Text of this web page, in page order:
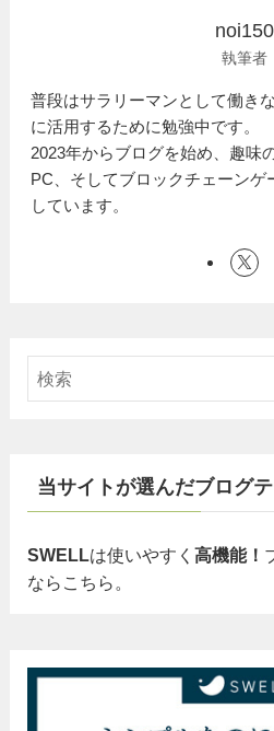
noi150
執筆者
普段はサラリーマンとして働き
に活用するために勉強中です。
2023年からブログを始め、趣味
PC、そしてブロックチェーンゲ
しています。
当サイトが選んだブログ
SWELLは使いやすく 高機能！
ならこちら。